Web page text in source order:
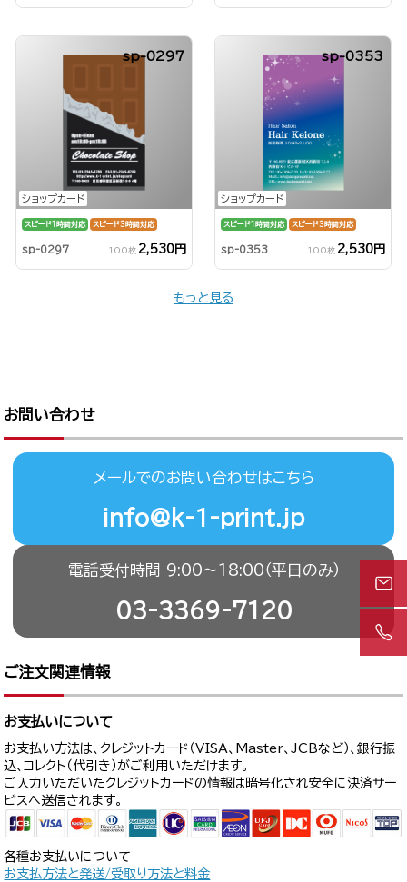
ショップカード
sp-0297
スピード1時間対応 スピード3時間対応
sp-0297 100枚 2,530円
ショップカード
sp-0353
スピード1時間対応 スピード3時間対応
sp-0353 100枚 2,530円
もっと見る
お問い合わせ
メールでのお問い合わせはこちら
info@k-1-print.jp
電話受付時間 9:00〜18:00（平日のみ）
03-3369-7120
ご注文関連情報
お支払いについて
お支払い方法は、クレジットカード（VISA、Master、JCBなど）、銀行振
込、コレクト（代引き）がご利用いただけます。
ご入力いただいたクレジットカードの情報は暗号化され安全に決済サー
ビスへ送信されます。
各種お支払いについて
お支払方法と発送/受取り方法と料金